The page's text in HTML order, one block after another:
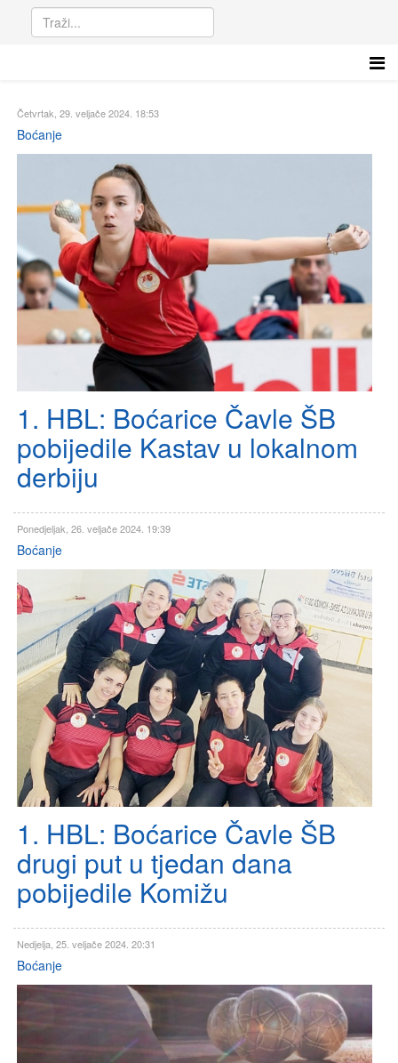
Četvrtak, 29. veljače 2024. 18:53
Boćanje
1. HBL: Boćarice Čavle ŠB
pobijedile Kastav u lokalnom
derbiju
Ponedjeljak, 26. veljače 2024. 19:39
Boćanje
1. HBL: Boćarice Čavle ŠB
drugi put u tjedan dana
pobijedile Komižu
Nedjelja, 25. veljače 2024. 20:31
Boćanje